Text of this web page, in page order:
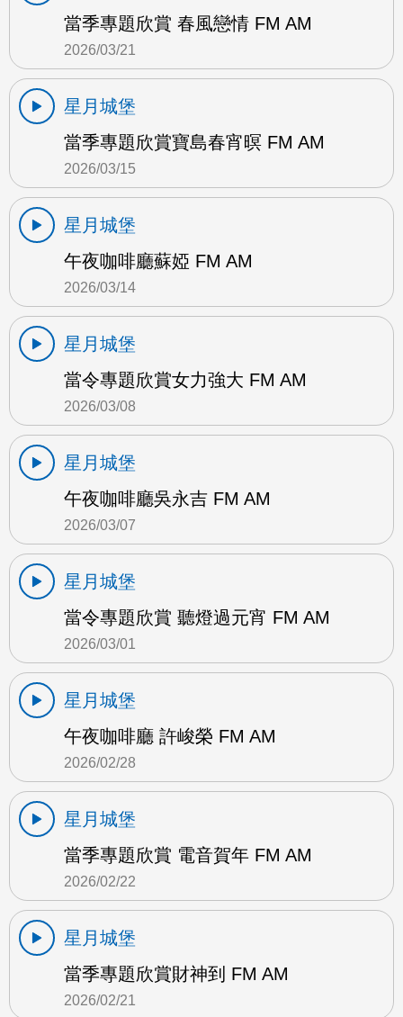
當季專題欣賞 春風戀情 FM AM
2026/03/21
星月城堡
當季專題欣賞寶島春宵暝 FM AM
2026/03/15
星月城堡
午夜咖啡廳蘇婭 FM AM
2026/03/14
星月城堡
當令專題欣賞女力強大 FM AM
2026/03/08
星月城堡
午夜咖啡廳吳永吉 FM AM
2026/03/07
星月城堡
當令專題欣賞 聽燈過元宵 FM AM
2026/03/01
星月城堡
午夜咖啡廳 許峻榮 FM AM
2026/02/28
星月城堡
當季專題欣賞 電音賀年 FM AM
2026/02/22
星月城堡
當季專題欣賞財神到 FM AM
2026/02/21